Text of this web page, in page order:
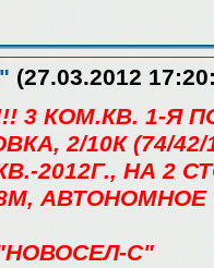
(27.03.2012
3 КОМ.КВ. 1-Я
2/10К (74/
2012Г., НА 2
"НОВОСЕЛ-С"